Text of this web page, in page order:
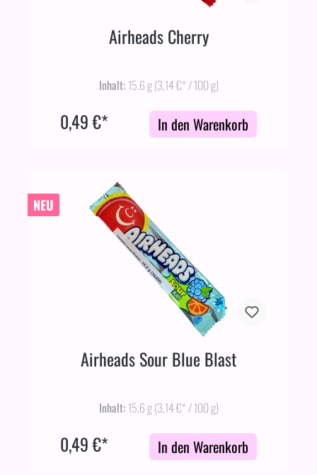
Airheads Cherry
Inhalt: 15.6 g(3,14 €* / 100 g)
0,49 €* In den Warenkorb
NEU
Airheads Sour Blue Blast
Inhalt: 15.6 g(3,14 €* / 100 g)
0,49 €* In den Warenkorb